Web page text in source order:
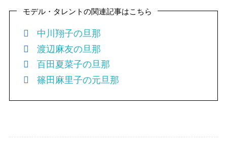
モデル・タレントの関連記事はこちら
中川翔子の旦那
渡辺麻友の旦那
百田夏菜子の旦那
篠田麻里子の元旦那